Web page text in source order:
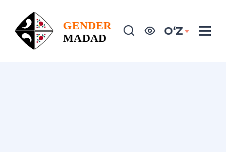
OʻZ